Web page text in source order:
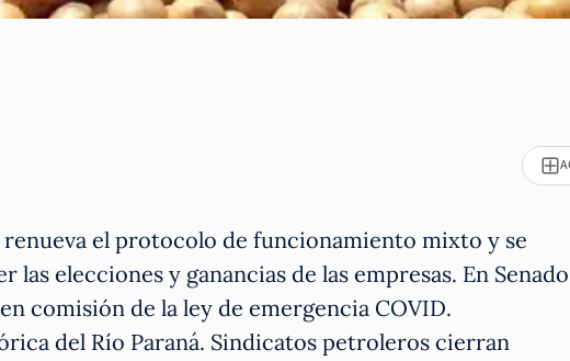
el protocolo de funcionamiento mixto y se
elecciones y ganancias de las empresas. En Senado
comisión de la ley de emergencia COVID.
del Río Paraná. Sindicatos petroleros cierran